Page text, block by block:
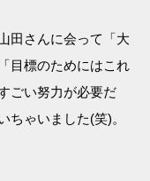
田さんに会って「大
目標のためにはこれ
ごい努力が必要だ
ちゃいました(笑)。